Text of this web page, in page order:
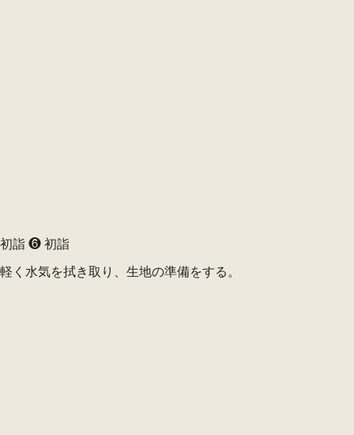
初詣 ❻ 初詣
軽く水気を拭き取り、生地の準備をする。